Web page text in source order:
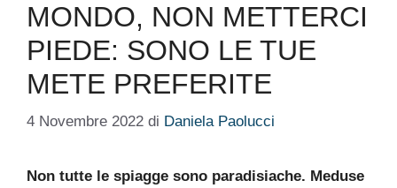
MONDO, NON METTERCI
PIEDE: SONO LE TUE
METE PREFERITE
4 Novembre 2022 di Daniela Paolucci
Non tutte le spiagge sono paradisiache. Meduse